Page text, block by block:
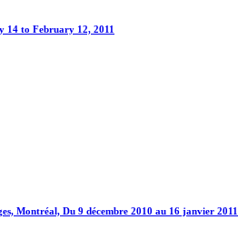
14 to February 12, 2011
Montréal, Du 9 décembre 2010 au 16 janvier 2011